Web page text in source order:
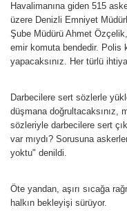
Havalimanına giden 515
üzere Denizli Emniyet
Şube Müdürü Ahmet
emir komuta bendedir. Polis
yapacaksınız. Her türlü
Darbecilere sert sözlerle
düşmana doğrultacaksınız,
sözleriyle darbecilere sert
var mıydı? Sorusuna
yoktu" denildi.
Öte yandan, aşırı sıcağa
halkın bekleyişi sürüyor.